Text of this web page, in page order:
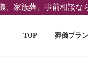
、家族葬、事前相談な
TOP 葬儀プラン